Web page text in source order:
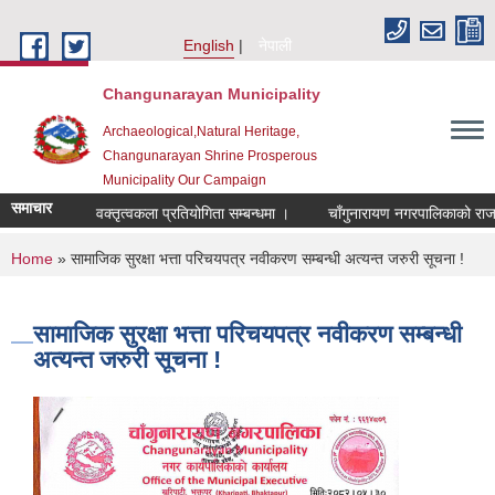
English
नेपाली
Changunarayan Municipality
Archaeological,Natural Heritage,
Changunarayan Shrine Prosperous
Municipality Our Campaign
समाचार वक्तृत्वकला प्रतियोगिता सम्बन्धमा । चाँगुनारायण नगरपालिकाको
You are here
Home » सामाजिक सुरक्षा भत्ता परिचयपत्र नवीकरण सम्बन्धी अत्यन्त जरुरी सूचना !
सामाजिक सुरक्षा भत्ता परिचयपत्र नवीकरण सम्बन्धी
अत्यन्त जरुरी सूचना !